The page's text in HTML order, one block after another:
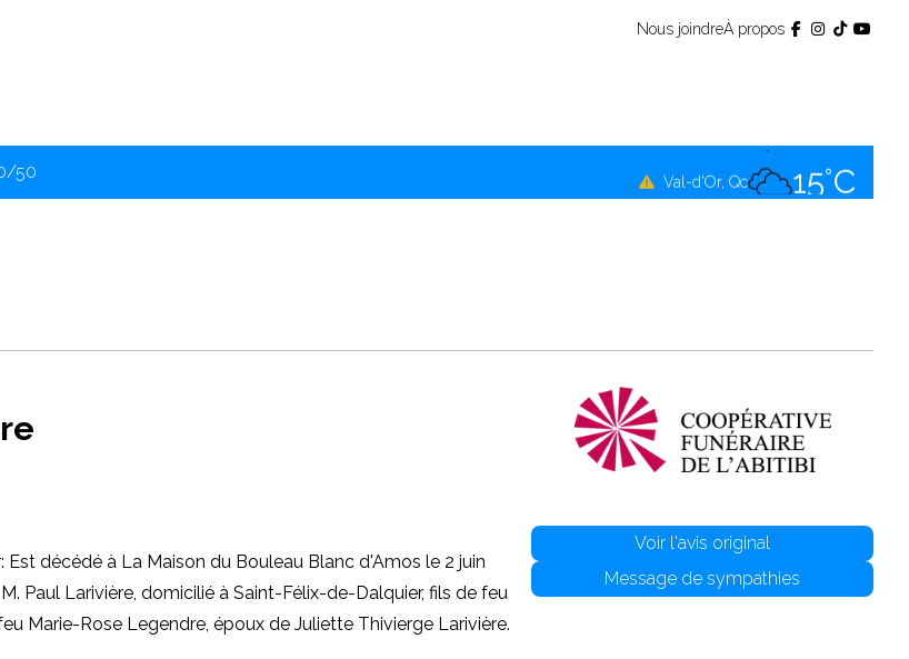
Nous joindreÀ propos
50 Val-d'Or, Qc 15°C
décédé à La Maison du Bouleau Blanc d'Amos le 2 juin
Paul Larivière, domicilié à Saint-Félix-de-Dalquier, fils de feu
Marie-Rose Legendre, époux de Juliette Thivierge Larivière.
Voir l'avis original
Message de sympathies